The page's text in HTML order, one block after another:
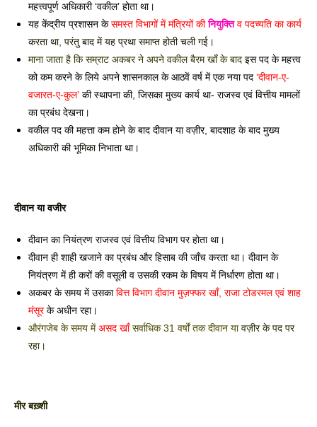
महत्त्वपूर्ण अधिकारी ‘वकील’ होता था।
यह केंद्रीय प्रशासन के समस्त विभागों में मंत्रियों की नियुक्ति
करता था, परंतु बाद में यह प्रथा समाप्त होती चली गई।
माना जाता है कि सम्राट अकबर ने अपने वकील बैरम खाँ के बाद इस पद के महत्त्व
को कम करने के लिये अपने शासनकाल के आठवें वर्ष में एक नया पद ‘दीवान-ए-
वजारत-ए-कुल’ की स्थापना की, जिसका मुख्य कार्य था- राजस्व एवं वित्तीय मामलों
का प्रबंध देखना।
वकील पद की महत्ता कम होने के बाद दीवान या वज़ीर, बादशाह के बाद मुख्य
अधिकारी की भूमिका निभाता था।
दीवान या वजीर
दीवान का नियंत्रण राजस्व एवं वित्तीय विभाग पर होता था।
दीवान ही शाही खजाने का प्रबंध और हिसाब की जाँच करता था। दीवान के
नियंत्रण में ही करों की वसूली व उसकी रकम के विषय में निर्धारण होता था।
अकबर के समय में उसका वित्त विभाग दीवान मुज़फ्फर खाँ, राजा टोडरमल एवं शाह
मंसूर के अधीन रहा।
औरंगजेब के समय में असद खाँ सर्वाधिक 31 वर्षों तक दीवान या वज़ीर के पद पर
रहा।
मीर बख़्शी